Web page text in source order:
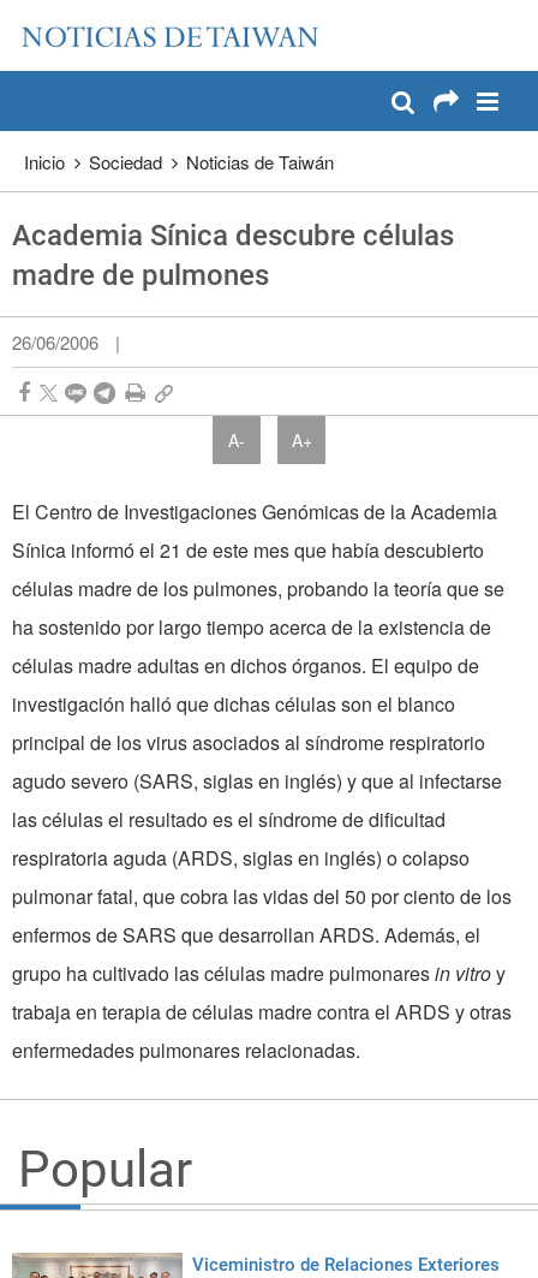
Pase a contenido principal
Inicio Sociedad Noticias de Taiwán
Academia Sínica descubre células
madre de pulmones
26/06/2006 |
A- A+
El Centro de Investigaciones Genómicas de la Academia
Sínica informó el 21 de este mes que había descubierto
células madre de los pulmones, probando la teoría que se
ha sostenido por largo tiempo acerca de la existencia de
células madre adultas en dichos órganos. El equipo de
investigación halló que dichas células son el blanco
principal de los virus asociados al síndrome respiratorio
agudo severo (SARS, siglas en inglés) y que al infectarse
las células el resultado es el síndrome de dificultad
respiratoria aguda (ARDS, siglas en inglés) o colapso
pulmonar fatal, que cobra las vidas del 50 por ciento de los
enfermos de SARS que desarrollan ARDS. Además, el
grupo ha cultivado las células madre pulmonaresin vitroy
trabaja en terapia de células madre contra el ARDS y otras
enfermedades pulmonares relacionadas.
Popular
Viceministro de Relaciones Exteriores